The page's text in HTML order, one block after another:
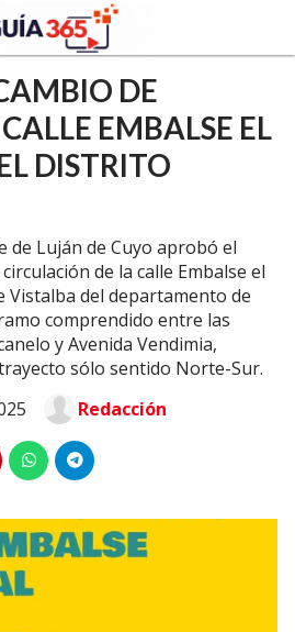
DE
EMBALSE EL
DISTRITO
de Luján de Cuyo aprobó el
de la calle Embalse el
Vistalba del departamento de
comprendido entre las
y Avenida Vendimia,
sólo sentido Norte-Sur.
Redacción